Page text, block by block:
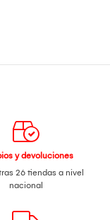
y devoluciones
26 tiendas a nivel
nacional